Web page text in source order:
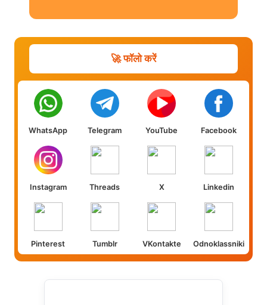
🚀 फॉलो करें
WhatsApp Telegram YouTube Facebook
Instagram Threads X Linkedin
Pinterest Tumblr VKontakte Odnoklassniki